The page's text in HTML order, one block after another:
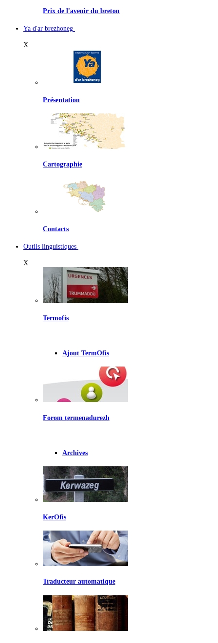
Prix de l'avenir du breton
Ya d'ar brezhoneg
X
Présentation
Cartographie
Contacts
Outils linguistiques
X
Termofis
Ajout TermOfis
Forom termenadurezh
Archives
KerOfis
Traducteur automatique